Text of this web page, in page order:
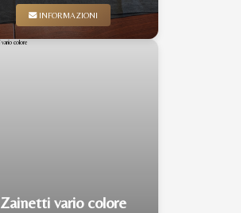
INFORMAZIONI
Zainetti vario colore